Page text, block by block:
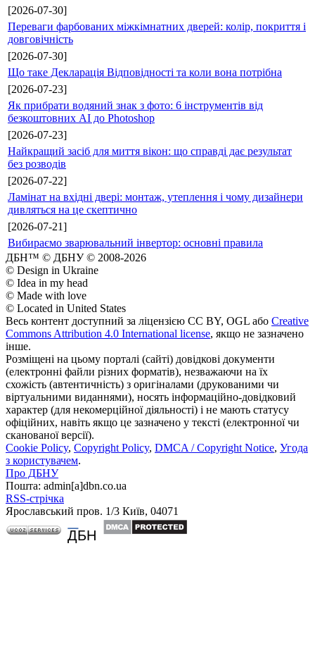
[2026-07-30]
Переваги фарбованих міжкімнатних дверей: колір, покриття і
довговічність
[2026-07-30]
Що таке Декларація Відповідності та коли вона потрібна
[2026-07-23]
Як прибрати водяний знак з фото: 6 інструментів від
безкоштовних AI до Photoshop
[2026-07-23]
Найкращий засіб для миття вікон: що справді дає результат
без розводів
[2026-07-22]
Ламінат на вхідні двері: монтаж, утеплення і чому дизайнери
дивляться на це скептично
[2026-07-21]
Вибираємо зварювальний інвертор: основні правила
ДБН™ © ДБНУ © 2008-2026
© Design in Ukraine
© Idea in my head
© Made with love
© Located in United States
Весь контент доступний за ліцензією CC BY, OGL або Creative
Commons Attribution 4.0 International license, якщо не зазначено
інше.
Розміщені на цьому порталі (сайті) довідкові документи
(електронні файли різних форматів), незважаючи на їх
схожість (автентичність) з оригіналами (друкованими чи
віртуальними виданнями), носять інформаційно-довідковий
характер (для некомерційної діяльності) і не мають статусу
офіційних, навіть якщо це зазначено у тексті (електронної чи
сканованої версії).
Cookie Policy, Copyright Policy, DMCA / Copyright Notice, Угода
з користувачем.
Про ДБНУ
Пошта: admin[а]dbn.co.ua
RSS-стрічка
Ярославський пров. 1/3 Київ, 04071